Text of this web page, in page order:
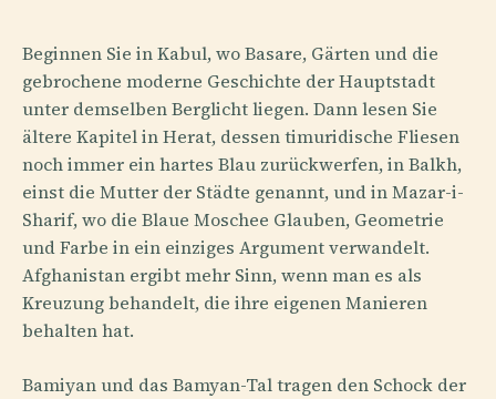
Beginnen Sie in Kabul, wo Basare, Gärten und die
gebrochene moderne Geschichte der Hauptstadt
unter demselben Berglicht liegen. Dann lesen Sie
ältere Kapitel in Herat, dessen timuridische Fliesen
noch immer ein hartes Blau zurückwerfen, in Balkh,
einst die Mutter der Städte genannt, und in Mazar-i-
Sharif, wo die Blaue Moschee Glauben, Geometrie
und Farbe in ein einziges Argument verwandelt.
Afghanistan ergibt mehr Sinn, wenn man es als
Kreuzung behandelt, die ihre eigenen Manieren
behalten hat.
Bamiyan und das Bamyan-Tal tragen den Schock der